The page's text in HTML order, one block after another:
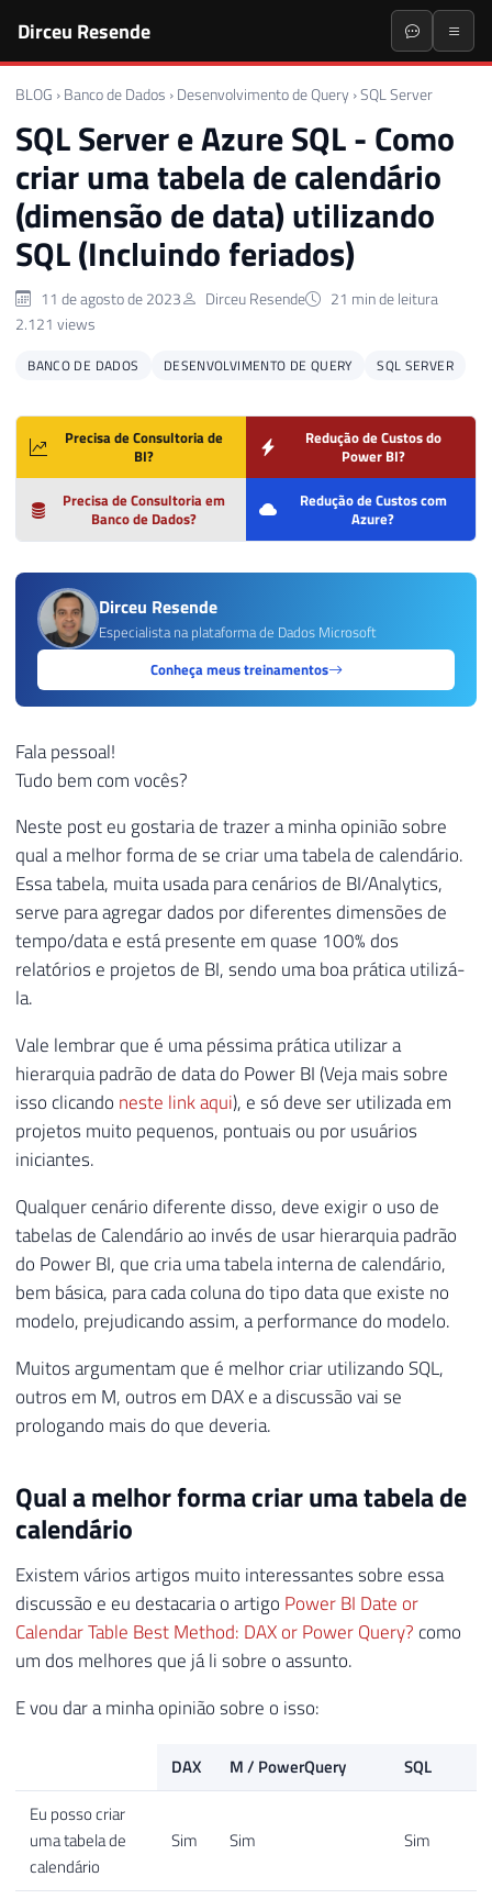
Dirceu Resende
BLOG › Banco de Dados › Desenvolvimento de Query ›SQL Server
SQL Server e Azure SQL - Como
criar uma tabela de calendário
(dimensão de data) utilizando
SQL (Incluindo feriados)
11 de agosto de 2023 Dirceu Resende
21 min de leitura
2.121 views
BANCO DE DADOS DESENVOLVIMENTO DE QUERY SQL SERVER
Precisa de Consultoria de
BI?
Redução de Custos do
Power BI?
Precisa de Consultoria em
Banco de Dados?
Redução de Custos com
Azure?
Dirceu Resende
Especialista na plataforma de Dados Microsoft
Conheça meus treinamentos
Fala pessoal!
Tudo bem com vocês?
Neste post eu gostaria de trazer a minha opinião sobre
qual a melhor forma de se criar uma tabela de calendário.
Essa tabela, muita usada para cenários de BI/Analytics,
serve para agregar dados por diferentes dimensões de
tempo/data e está presente em quase 100% dos
relatórios e projetos de BI, sendo uma boa prática utilizá-
la.
Vale lembrar que é uma péssima prática utilizar a
hierarquia padrão de data do Power BI (Veja mais sobre
isso clicando neste link aqui), e só deve ser utilizada em
projetos muito pequenos, pontuais ou por usuários
iniciantes.
Qualquer cenário diferente disso, deve exigir o uso de
tabelas de Calendário ao invés de usar hierarquia padrão
do Power BI, que cria uma tabela interna de calendário,
bem básica, para cada coluna do tipo data que existe no
modelo, prejudicando assim, a performance do modelo.
Muitos argumentam que é melhor criar utilizando SQL,
outros em M, outros em DAX e a discussão vai se
prologando mais do que deveria.
Qual a melhor forma criar uma tabela de
calendário
Existem vários artigos muito interessantes sobre essa
discussão e eu destacaria o artigo Power BI Date or
Calendar Table Best Method: DAX or Power Query? como
um dos melhores que já li sobre o assunto.
E vou dar a minha opinião sobre o isso:
DAX M / PowerQuery
SQL
Eu posso criar
uma tabela de
calendário
Sim Sim Sim